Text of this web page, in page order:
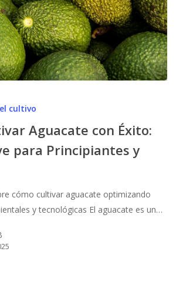
cultivo
Aguacate con Éxito:
para Principiantes y
cómo cultivar aguacate optimizando
y tecnológicas El aguacate es un…